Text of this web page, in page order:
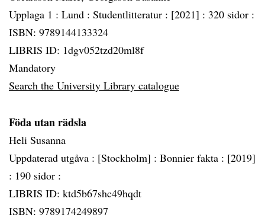
Upplaga 1 : Lund : Studentlitteratur : [2021] : 320 sidor :
ISBN: 9789144133324
LIBRIS ID: 1dgv052tzd20ml8f
Mandatory
Search the University Library catalogue
Föda utan rädsla
Heli Susanna
Uppdaterad utgåva : [Stockholm] : Bonnier fakta : [2019]
: 190 sidor :
LIBRIS ID: ktd5b67shc49hqdt
ISBN: 9789174249897